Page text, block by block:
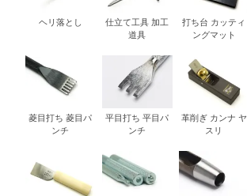
ヘリ落とし
仕立て工具 加工
道具
打ち台 カッティ
ングマット
菱目打ち 菱目パ
ンチ
平目打ち 平目パ
ンチ
革削ぎ カンナ ヤ
スリ